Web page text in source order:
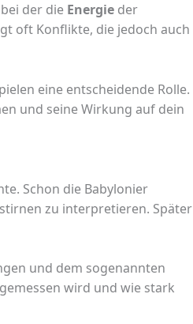
der die Energieder
oft Konflikte, die jedoch auch
eine entscheidende Rolle.
und seine Wirkung auf dein
Schon die Babylonier
zu interpretieren. Später
und dem sogenannten
gemessen wird und wie stark